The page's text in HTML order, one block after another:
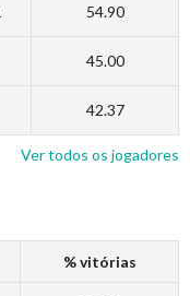
54.90
45.00
42.37
Ver todos os jogadores
% vitórias